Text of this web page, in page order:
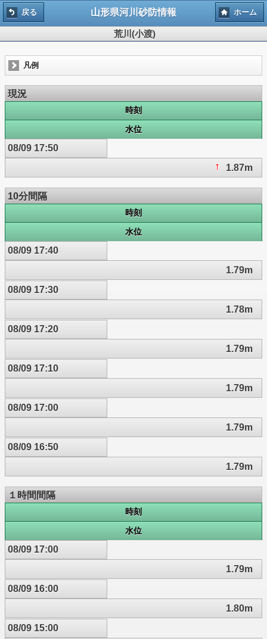
戻る 山形県河川砂防情報 ホーム
荒川(小渡)
凡例
現況
時刻
水位
08/09 17:50
1.87m
10分間隔
時刻
水位
08/09 17:40
1.79m
08/09 17:30
1.78m
08/09 17:20
1.79m
08/09 17:10
1.79m
08/09 17:00
1.79m
08/09 16:50
1.79m
１時間間隔
時刻
水位
08/09 17:00
1.79m
08/09 16:00
1.80m
08/09 15:00